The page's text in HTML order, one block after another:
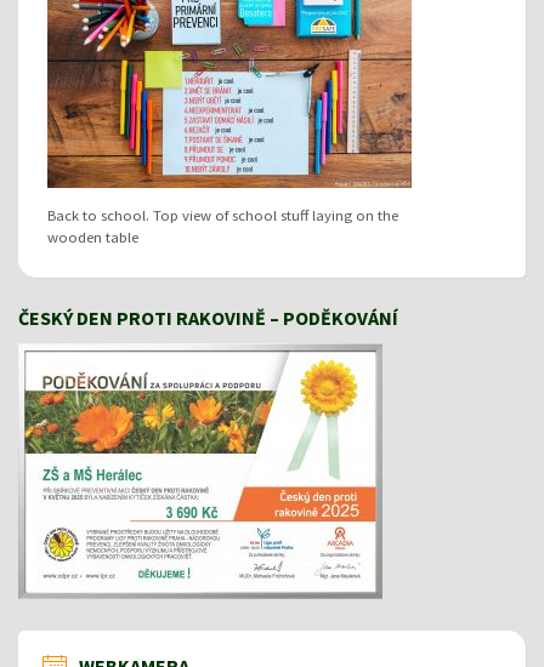
Back to school. Top view of school stuff laying on the
wooden table
ČESKÝ DEN PROTI RAKOVINĚ – PODĚKOVÁNÍ